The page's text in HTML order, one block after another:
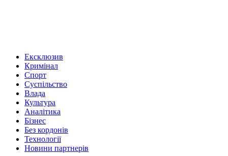
Ексклюзив
Кримінал
Спорт
Суспільство
Влада
Культура
Аналітика
Бізнес
Без кордонів
Технології
Новини партнерів